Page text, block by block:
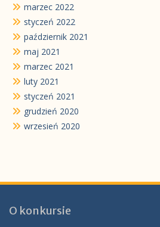
marzec 2022
styczeń 2022
październik 2021
maj 2021
marzec 2021
luty 2021
styczeń 2021
grudzień 2020
wrzesień 2020
O konkursie